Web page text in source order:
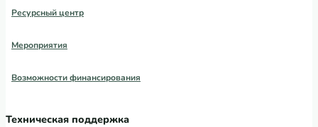
Ресурсный центр
Мероприятия
Возможности финансирования
Техническая поддержка